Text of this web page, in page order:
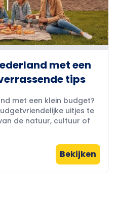
met een
tips
met een klein budget?
uitjes te
de natuur, cultuur of
Bekijken